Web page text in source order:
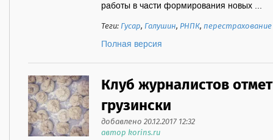
работы в части формирования новых ...
Теги:Гусар, Галушин, РНПК,перестрахование
Полная версия
Клуб журналистов
грузински
добавлено 20.12.2017 12:32
автор korins.ru